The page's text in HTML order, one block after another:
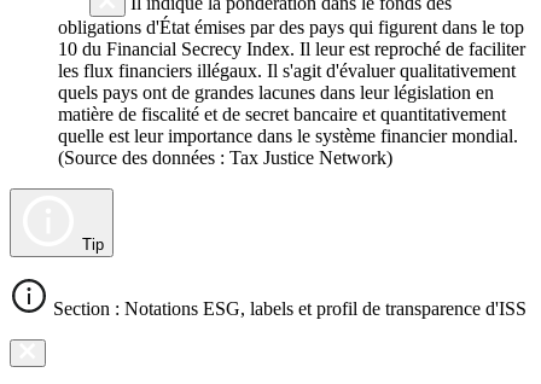
obligations d'État émises par des pays qui figurent dans le top
10 du Financial Secrecy Index. Il leur est reproché de faciliter
les flux financiers illégaux. Il s'agit d'évaluer qualitativement
quels pays ont de grandes lacunes dans leur législation en
matière de fiscalité et de secret bancaire et quantitativement
quelle est leur importance dans le système financier mondial.
(Source des données : Tax Justice Network)
Tip
Section : Notations ESG, labels et profil de transparence d'ISS